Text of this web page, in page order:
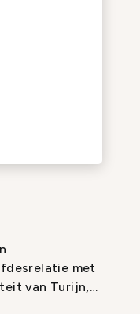
met
van Turijn,
Prize won.